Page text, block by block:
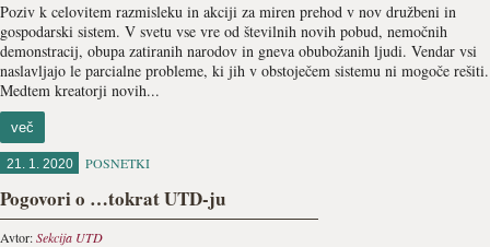
Poziv k celovitem razmisleku in akciji za miren prehod v nov družbeni in
gospodarski sistem. V svetu vse vre od številnih novih pobud, nemočnih
demonstracij, obupa zatiranih narodov in gneva obubožanih ljudi. Vendar vsi
naslavljajo le parcialne probleme, ki jih v obstoječem sistemu ni mogoče rešiti.
Medtem kreatorji novih...
več
21. 1. 2020 POSNETKI
Pogovori o …tokrat UTD-ju
Avtor:Sekcija UTD